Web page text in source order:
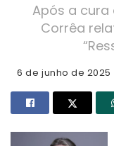
Após a cura
Corrêa
6 de junho de 2025